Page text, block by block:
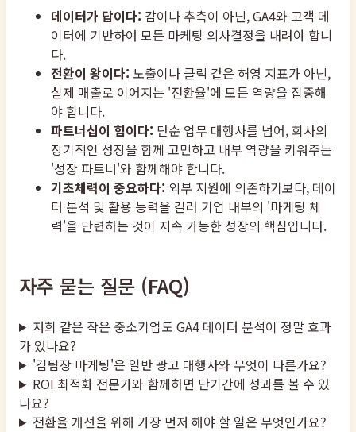
데이터가 답이다: 감이나 추측이 아닌, GA4와 고객 데
이터에 기반하여 모든 마케팅 의사결정을 내려야 합니
다.
전환이 왕이다: 노출이나 클릭 같은 허영 지표가 아닌,
실제 매출로 이어지는 '전환율'에 모든 역량을 집중해
야 합니다.
파트너십이 힘이다: 단순 업무 대행사를 넘어, 회사의
장기적인 성장을 함께 고민하고 내부 역량을 키워주는
'성장 파트너'와 함께해야 합니다.
기초체력이 중요하다: 외부 지원에 의존하기보다, 데이
터 분석 및 활용 능력을 길러 기업 내부의 '마케팅 체
력'을 단련하는 것이 지속 가능한 성장의 핵심입니다.
자주 묻는 질문 (FAQ)
저희 같은 작은 중소기업도 GA4 데이터 분석이 정말 효과
가 있나요?
'김팀장 마케팅'은 일반 광고 대행사와 무엇이 다른가요?
ROI 최적화 전문가와 함께하면 단기간에 성과를 볼 수 있
나요?
전환율 개선을 위해 가장 먼저 해야 할 일은 무엇인가요?